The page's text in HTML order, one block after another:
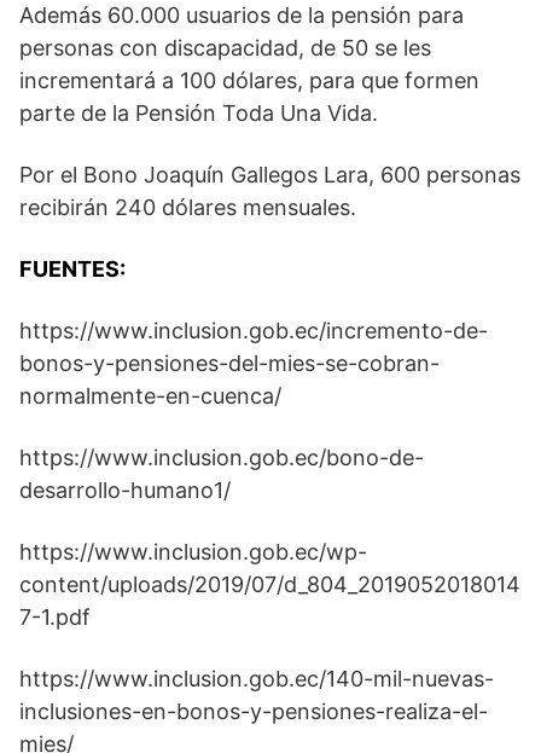
Además 60.000 usuarios de la pensión para
personas con discapacidad, de 50 se les
incrementará a 100 dólares, para que formen
parte de la Pensión Toda Una Vida.
Por el Bono Joaquín Gallegos Lara, 600 personas
recibirán 240 dólares mensuales.
FUENTES:
https://www.inclusion.gob.ec/incremento-de-
bonos-y-pensiones-del-mies-se-cobran-
normalmente-en-cuenca/
https://www.inclusion.gob.ec/bono-de-
desarrollo-humano1/
https://www.inclusion.gob.ec/wp-
content/uploads/2019/07/d_804_2019052018014
7-1.pdf
https://www.inclusion.gob.ec/140-mil-nuevas-
inclusiones-en-bonos-y-pensiones-realiza-el-
mies/